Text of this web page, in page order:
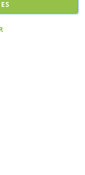
byBobaly Partners.